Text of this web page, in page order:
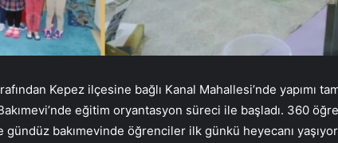
Kepez ilçesine bağlı Kanal Mahallesi’nde yapımı
eğitim oryantasyon süreci ile başladı. 360
bakımevinde öğrenciler ilk günkü heyecanı